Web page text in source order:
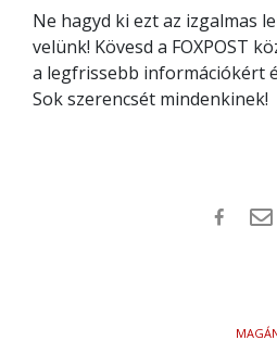
Ne hagyd ki ezt az izgalmas
velünk! Kövesd a FOXPOST
a legfrissebb információkért
Sok szerencsét mindenkinek!